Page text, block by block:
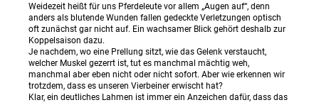
Weidezeit heißt für uns Pferdeleute vor allem „Augen auf“, denn
anders als blutende Wunden fallen gedeckte Verletzungen optisch
oft zunächst gar nicht auf. Ein wachsamer Blick gehört deshalb zur
Koppelsaison dazu.
Je nachdem, wo eine Prellung sitzt, wie das Gelenk verstaucht,
welcher Muskel gezerrt ist, tut es manchmal mächtig weh,
manchmal aber eben nicht oder nicht sofort. Aber wie erkennen wir
trotzdem, dass es unseren Vierbeiner erwischt hat?
Klar, ein deutliches Lahmen ist immer ein Anzeichen dafür, dass das